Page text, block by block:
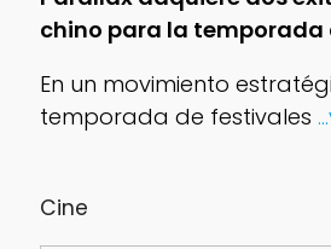
Cine
chino para la temporada
En un movimiento
temporada de festivales